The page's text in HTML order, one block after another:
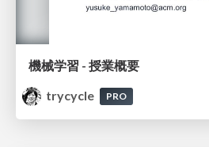
機械学習 - 授業概要
trycycle
PRO